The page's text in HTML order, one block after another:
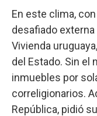
En este clima,
desafiado
Vivienda
del Estado. Sin el
inmuebles por
correligionarios.
República, pidió